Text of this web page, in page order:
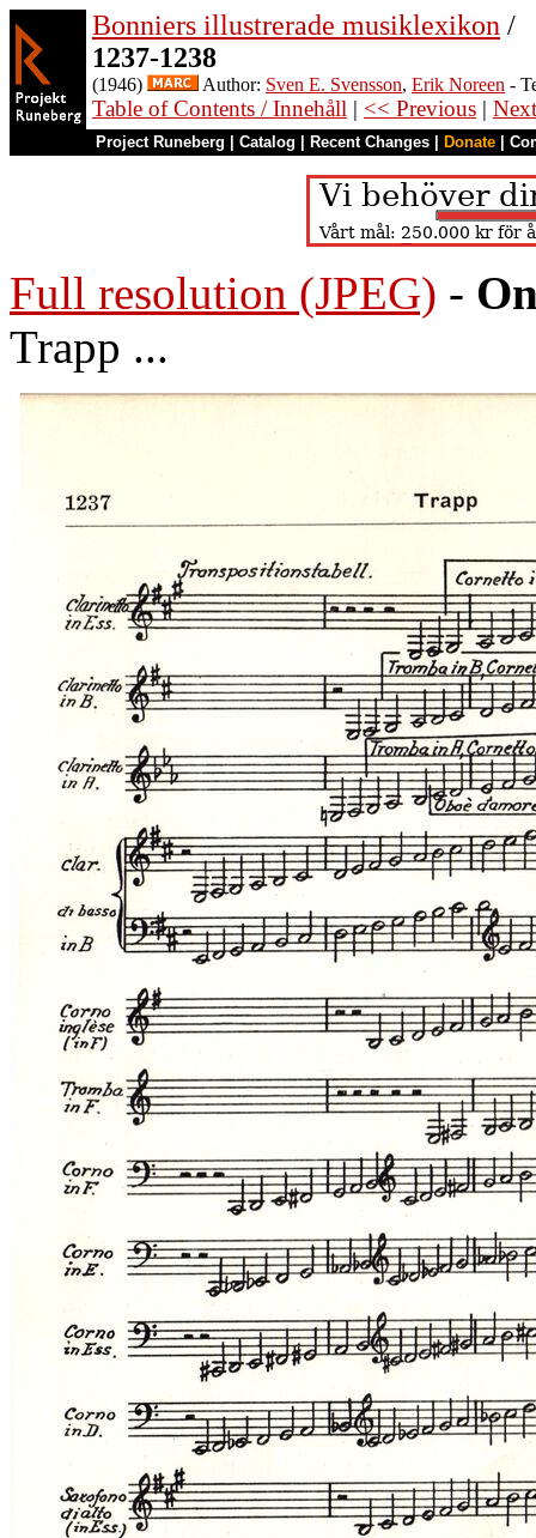
Bonniers illustrerade musiklexikon /
1237-1238
(1946) Author: Sven E. Svensson, Erik Noreen -
Table of Contents / Innehåll | << Previous |
Project Runeberg Catalog Recent Changes Donate
Full resolution (JPEG) -
Trapp ...